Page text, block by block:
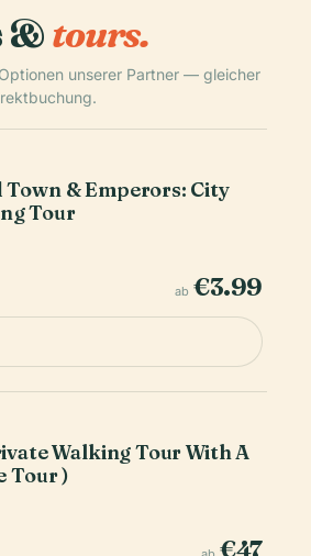
&tours.
unserer Partner — gleicher
& Emperors: City
Tour
ab €3.99
Walking Tour With A
Tour )
€47